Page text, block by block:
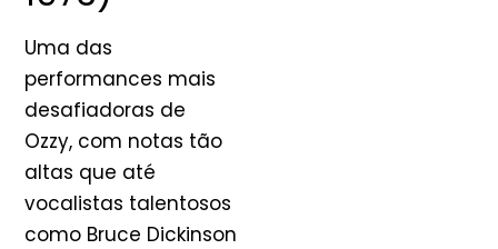
Uma das
performances mais
desafiadoras de
Ozzy, com notas tão
altas que até
vocalistas talentosos
como Bruce Dickinson